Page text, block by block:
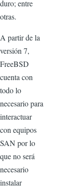
duro; entre
otras.
A partir de la
versión 7,
FreeBSD
cuenta con
todo lo
necesario para
interactuar
con equipos
SAN por lo
que no será
necesario
instalar